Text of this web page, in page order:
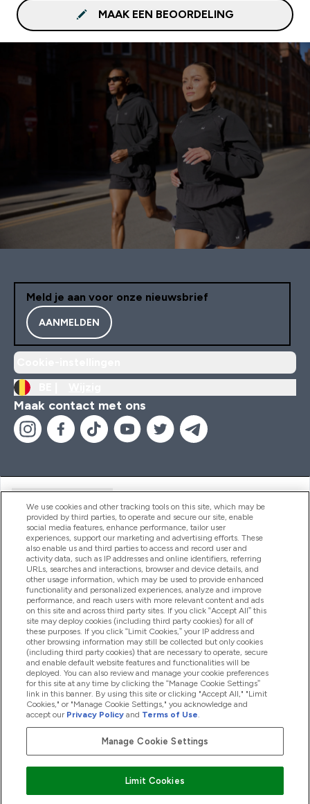
MAAK EEN BEOORDELING
Meld je aan voor onze nieuwsbrief
AANMELDEN
Maak contact met ons
Producten
Company Information
Loyalty & Rewards
2026 The Hut.com Ltd
Betaal met
We use cookies and other tracking tools on this site, which may be
provided by third parties, to operate and secure our site, enable
social media features, enhance performance, tailor user
experiences, support our marketing and advertising efforts. These
also enable us and third parties to access and record user and
activity data, such as IP addresses and online identifiers, referring
URLs, searches and interactions, browser and device details, and
other usage information, which may be used to provide enhanced
functionality and personalized experiences, analyze and improve
performance, and reach users with more relevant content and ads
on this site and across third party sites. If you click “Accept All” this
site may deploy cookies (including third party cookies) for all of
these purposes. If you click “Limit Cookies,” your IP address and
other browsing information may still be collected but only cookies
(including third party cookies) that are necessary to operate, secure
and enable default website features and functionalities will be
deployed. You can also review and manage your cookie preferences
for this site at any time by clicking the “Manage Cookie Settings”
link in this banner. By using this site or clicking "Accept All," "Limit
Cookies," or "Manage Cookie Settings," you acknowledge and
accept our Privacy Policy and Terms of Use.
Manage Cookie Settings
Limit Cookies